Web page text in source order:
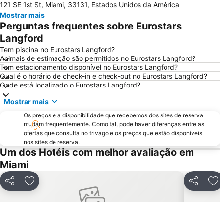
Miami Beach Marina
Bayside Marketplace
Centro de Miami
Coconut Grove
Fort Lauderdale Beach
Brickell Avenue
Las Olas Boulevard
Wynwood-Edgewater
Design District
Miami Beach Visitor Center
Collins Avenue
Port Everglades
Miami Beach Convention Center
Miami Beach Gay Pride
Bairro Art Deco
FORT LAUDERDALE INTERNATIONAL BOAT SHOW
Ultra Music Festival
Hard Rock Cafe Miami
Keys Islands
The Rock Boat
SoBe Unique
The Groove Cruise
Midtown
121 SE 1st St, Miami, 33131, Estados Unidos da América
Mostrar mais
Perguntas frequentes sobre Eurostars
Langford
Tem piscina no Eurostars Langford?
Animais de estimação são permitidos no Eurostars Langford?
Tem estacionamento disponível no Eurostars Langford?
Qual é o horário de check-in e check-out no Eurostars Langford?
Onde está localizado o Eurostars Langford?
Mostrar mais
Os preços e a disponibilidade que recebemos dos sites de reserva
mudam frequentemente. Como tal, pode haver diferenças entre as
ofertas que consulta no trivago e os preços que estão disponíveis
nos sites de reserva.
Um dos Hotéis com melhor avaliação em
Miami
PartilharAdicionar aos favoritos Partilhar